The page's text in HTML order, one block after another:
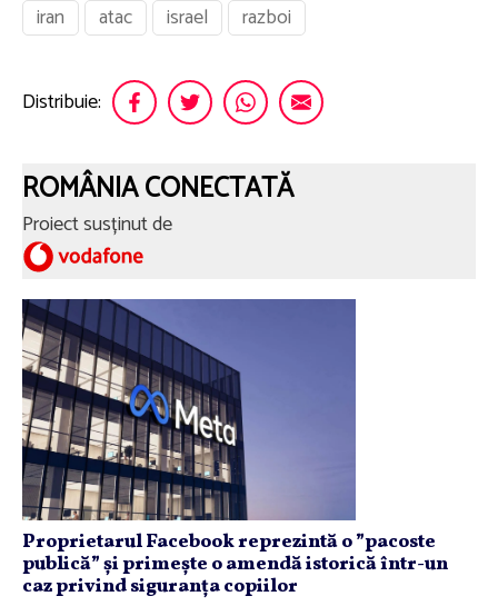
iran
atac israel razboi
Distribuie:
ROMÂNIA CONECTATĂ
Proiect susținut de
Proprietarul Facebook reprezintă o ”pacoste
publică” și primește o amendă istorică într-un
caz privind siguranța copiilor